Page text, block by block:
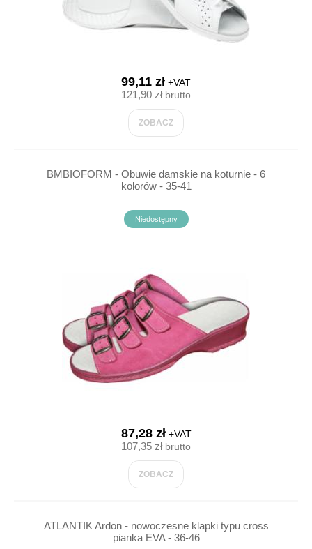
99,11 zł +VAT
121,90 złbrutto
ZOBACZ
BMBIOFORM - Obuwie damskie na koturnie - 6
kolorów - 35-41
Niedostępny
87,28 zł+VAT
107,35 złbrutto
ZOBACZ
ATLANTIK Ardon - nowoczesne klapki typu cross
pianka EVA - 36-46